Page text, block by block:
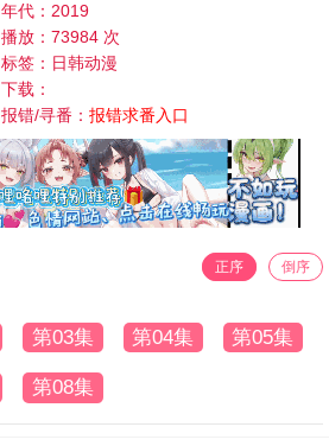
年代：2019
播放：73984 次
标签：日韩动漫
下载：
报错/寻番：报错求番入口
正序 倒序
第03集 第04集 第05集
第08集